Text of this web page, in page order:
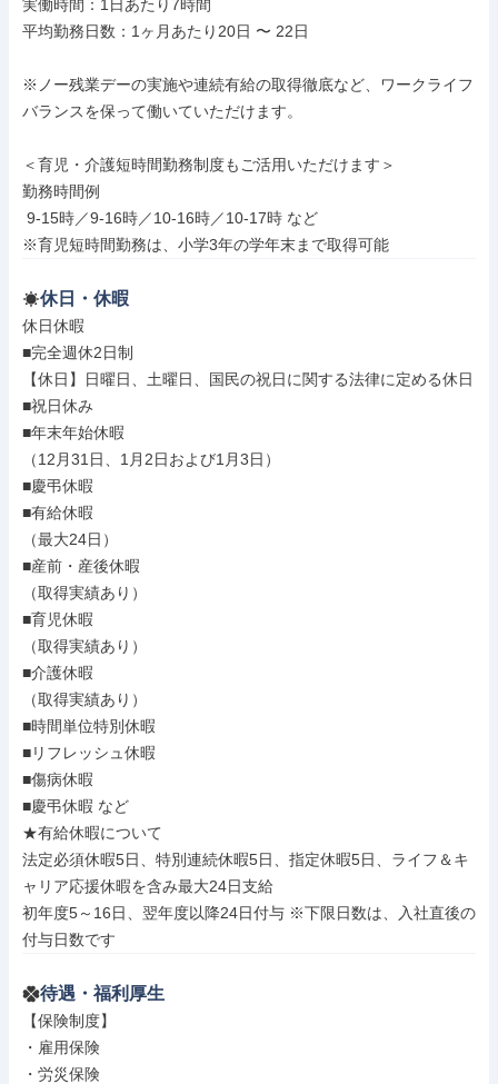
実働時間：1日あたり7時間
平均勤務日数：1ヶ月あたり20日 〜 22日
※ノー残業デーの実施や連続有給の取得徹底など、ワークライフ
バランスを保って働いていただけます。
＜育児・介護短時間勤務制度もご活用いただけます＞
勤務時間例
※育児短時間勤務は、小学3年の学年末まで取得可能
休日・休暇
休日休暇
■完全週休2日制
【休日】日曜日、土曜日、国民の祝日に関する法律に定める休日
■祝日休み
■年末年始休暇
（12月31日、1月2日および1月3日）
■慶弔休暇
■有給休暇
（最大24日）
■産前・産後休暇
（取得実績あり）
■育児休暇
（取得実績あり）
■介護休暇
（取得実績あり）
■時間単位特別休暇
■リフレッシュ休暇
■傷病休暇
■慶弔休暇 など
★有給休暇について
法定必須休暇5日、特別連続休暇5日、指定休暇5日、ライフ＆キ
ャリア応援休暇を含み最大24日支給
初年度5～16日、翌年度以降24日付与 ※下限日数は、入社直後の
付与日数です
待遇・福利厚生
【保険制度】
・雇用保険
・労災保険